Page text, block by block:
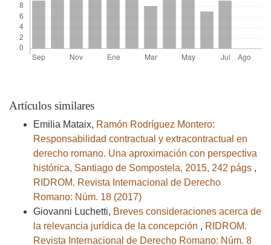
Artículos similares
Emilia Mataix, Ramón Rodríguez Montero:
Responsabilidad contractual y extracontractual en
derecho romano. Una aproximación con perspectiva
histórica, Santiago de Sompostela, 2015, 242 págs ,
RIDROM. Revista Internacional de Derecho
Romano: Núm. 18 (2017)
Giovanni Luchetti, Breves consideraciones acerca de
la relevancia jurídica de la concepción , RIDROM.
Revista Internacional de Derecho Romano: Núm. 8